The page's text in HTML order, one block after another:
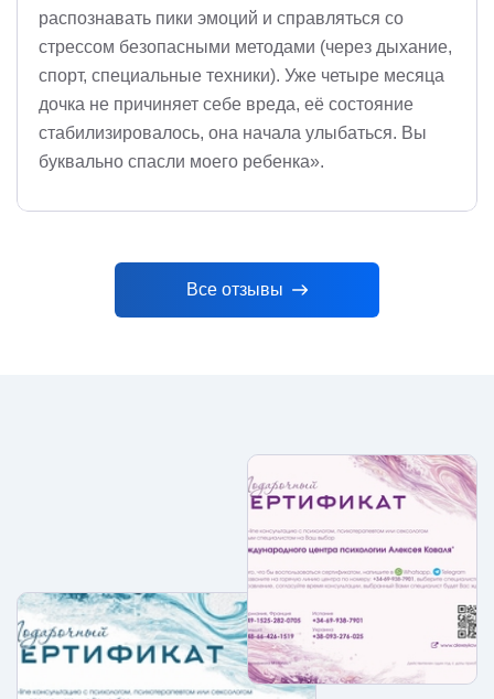
распознавать пики эмоций и справляться со
стрессом безопасными методами (через дыхание,
спорт, специальные техники). Уже четыре месяца
дочка не причиняет себе вреда, её состояние
стабилизировалось, она начала улыбаться. Вы
буквально спасли моего ребенка».
Все отзывы